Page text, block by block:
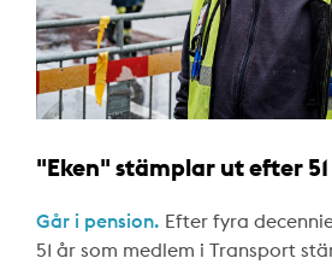
"Eken" stämplar ut efter
Går i pension. Efter fyra
51 år som medlem i Transport